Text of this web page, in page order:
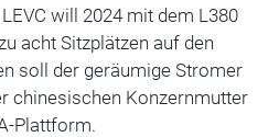
will 2024 mit dem L380
acht Sitzplätzen auf den
soll der geräumige Stromer
chinesischen Konzernmutter
Plattform.